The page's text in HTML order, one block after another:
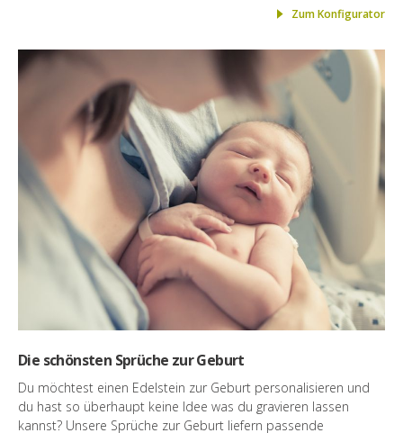
Zum Konfigurator
Die schönsten Sprüche zur Geburt
Du möchtest einen Edelstein zur Geburt personalisieren und
du hast so überhaupt keine Idee was du gravieren lassen
kannst? Unsere Sprüche zur Geburt liefern passende